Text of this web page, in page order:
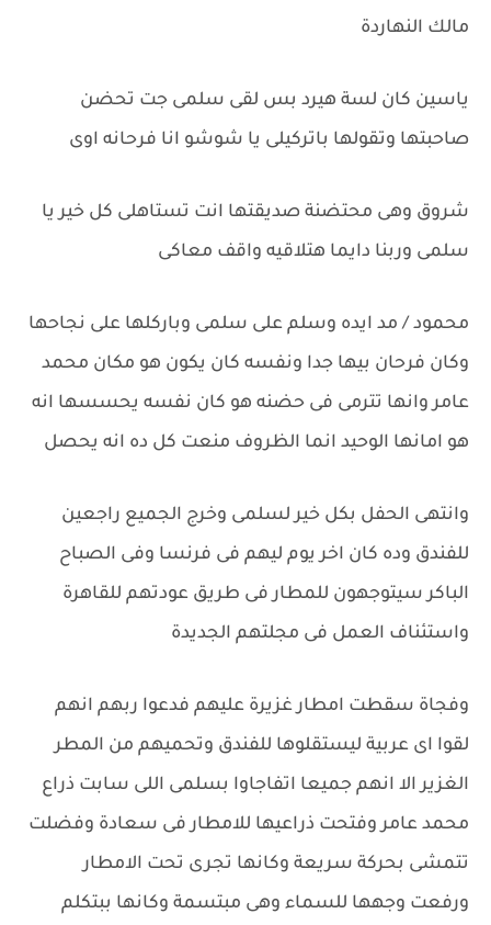
مالك النهاردة
ياسين كان لسة هيرد بس لقى سلمى جت تحضن
صاحبتها وتقولها باتركيلى يا شوشو انا فرحانه اوى
شروق وهى محتضنة صديقتها انت تستاهلى كل خير يا
سلمى وربنا دايما هتلاقيه واقف معاكى
محمود / مد ايده وسلم على سلمى وباركلها على نجاحها
وكان فرحان بيها جدا ونفسه كان يكون هو مكان محمد
عامر وانها تترمى فى حضنه هو كان نفسه يحسسها انه
هو امانها الوحيد انما الظروف منعت كل ده انه يحصل
وانتهى الحفل بكل خير لسلمى وخرج الجميع راجعين
للفندق وده كان اخر يوم ليهم فى فرنسا وفى الصباح
الباكر سيتوجهون للمطار فى طريق عودتهم للقاهرة
واستئناف العمل فى مجلتهم الجديدة
وفجاة سقطت امطار غزيرة عليهم فدعوا ربهم انهم
لقوا اى عربية ليستقلوها للفندق وتحميهم من المطر
الغزير الا انهم جميعا اتفاجاوا بسلمى اللى سابت ذراع
محمد عامر وفتحت ذراعيها للامطار فى سعادة وفضلت
تتمشى بحركة سريعة وكانها تجرى تحت الامطار
ورفعت وجهها للسماء وهى مبتسمة وكانها ببتكلم